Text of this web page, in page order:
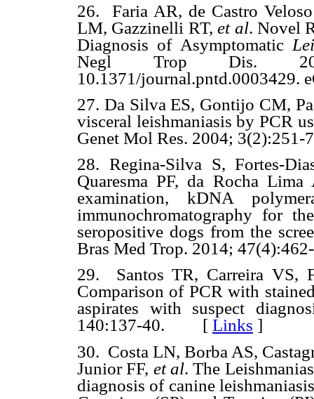
26.
Faria AR, de Castro
LM, Gazzinelli RT,et al. Novel
Diagnosis of Asymptomatic
Negl Trop Dis.
10.1371/
27. Da Silva ES, Gontijo CM,
visceral leishmaniasis by PCR
Genet Mol Res. 2004;
28. Regina-Silva S, Fortes-
Quaresma PF, da Rocha
examination, kDNA
immunochromatography for
seropositive dogs from the
Bras Med Trop. 2014;
29.
Santos TR, Carreira
Comparison of PCR with
aspirates with suspect
140:137-40. [ Links ]
30. Costa LN, Borba AS,
Junior FF, et al.The
diagnosis of canine